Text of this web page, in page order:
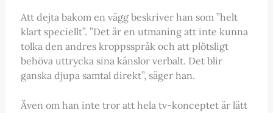
Att dejta bakom en vägg beskriver han som ”helt
klart speciellt”. ”Det är en utmaning att inte kunna
tolka den andres kroppsspråk och att plötsligt
behöva uttrycka sina känslor verbalt. Det blir
ganska djupa samtal direkt”, säger han.
Även om han inte tror att hela tv-konceptet är lätt